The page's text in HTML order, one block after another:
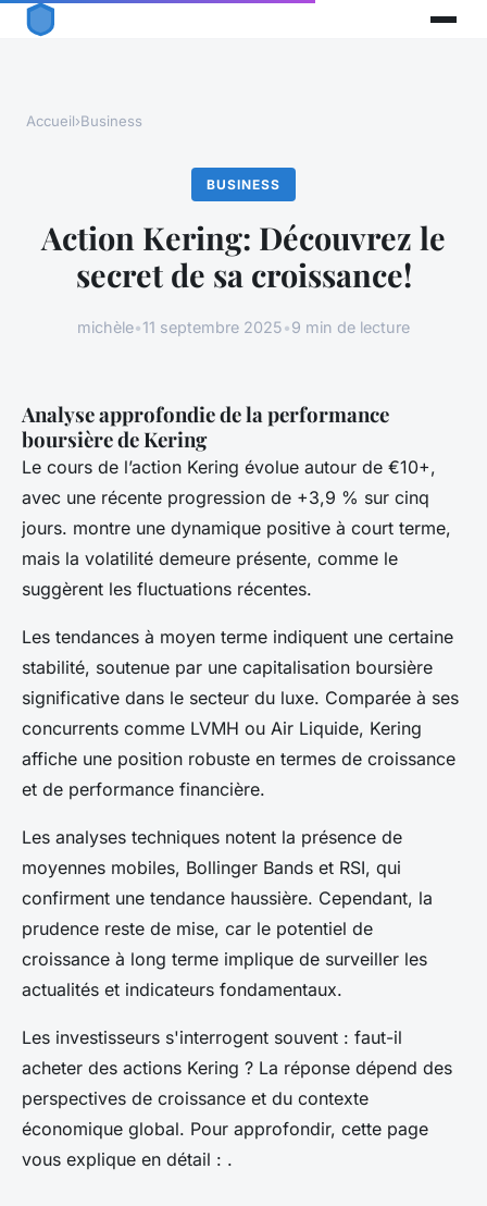
Accueil›Business
BUSINESS
Action Kering: Découvrez le
secret de sa croissance!
michèle•11 septembre 2025•9 min de lecture
Analyse approfondie de la performance
boursière de Kering
Le cours de l’action Kering évolue autour de €10+,
avec une récente progression de +3,9 % sur cinq
jours. montre une dynamique positive à court terme,
mais la volatilité demeure présente, comme le
suggèrent les fluctuations récentes.
Les tendances à moyen terme indiquent une certaine
stabilité, soutenue par une capitalisation boursière
significative dans le secteur du luxe. Comparée à ses
concurrents comme LVMH ou Air Liquide, Kering
affiche une position robuste en termes de croissance
et de performance financière.
Les analyses techniques notent la présence de
moyennes mobiles, Bollinger Bands et RSI, qui
confirment une tendance haussière. Cependant, la
prudence reste de mise, car le potentiel de
croissance à long terme implique de surveiller les
actualités et indicateurs fondamentaux.
Les investisseurs s'interrogent souvent : faut-il
acheter des actions Kering ? La réponse dépend des
perspectives de croissance et du contexte
économique global. Pour approfondir, cette page
vous explique en détail : .